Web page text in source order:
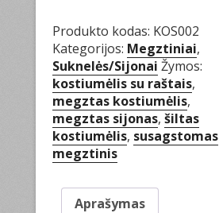
Produkto kodas: KOS002
Kategorijos: Megztiniai,
Suknelės/Sijonai Žymos:
kostiumėlis su raštais,
megztas kostiumėlis,
megztas sijonas,šiltas
kostiumėlis, susagstomas
megztinis
Aprašymas